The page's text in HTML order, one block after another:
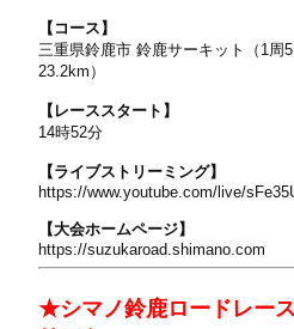
【コース】
三重県鈴鹿市 鈴鹿サーキット（1周
23.2km）
【レーススタート】
14時52分
【ライブストリーミング】
https://www.youtube.com/live/
【大会ホームページ】
https://suzukaroad.shimano.com
★シマノ鈴鹿ロードレー